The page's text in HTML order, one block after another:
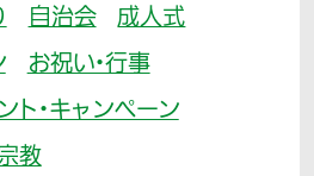
自治会
成人式
お祝い・行事
ト・キャンペーン
教